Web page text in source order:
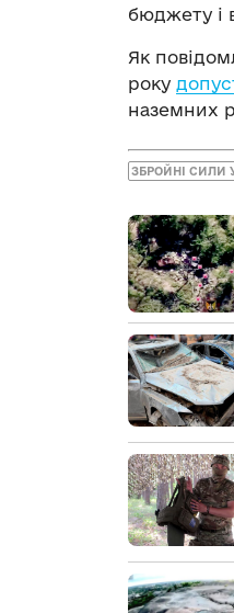
бюджету і
Як
року
наземних
ЗБРОЙНІ СИЛИ